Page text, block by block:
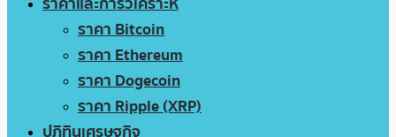
ราคา Bitcoin
ราคา Ethereum
ราคา Dogecoin
ราคา Ripple (XRP)